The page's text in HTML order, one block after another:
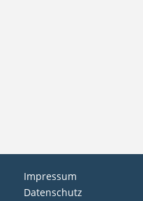
Impressum
Datenschutz